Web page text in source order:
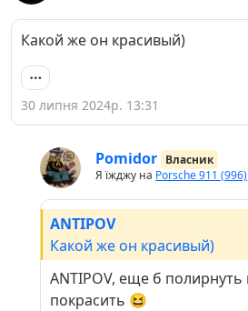
Какой же он красивый)
30 липня 2024р. 13:31
Pomidor Власник
Я їжджу на Porsche 911 (996)
ANTIPOV
Какой же он красивый)
ANTIPOV, еще б
покрасить 😆